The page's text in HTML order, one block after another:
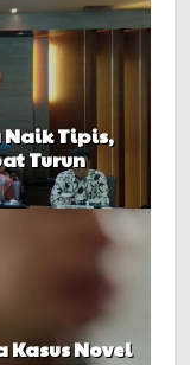
Naik Tipis,
Turun
Novel